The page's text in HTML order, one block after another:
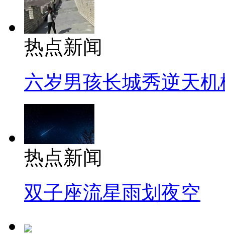
热点新闻
六岁男孩长城秀逆天机
热点新闻
双子座流星雨划夜空